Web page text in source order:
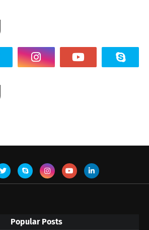
Popular Posts